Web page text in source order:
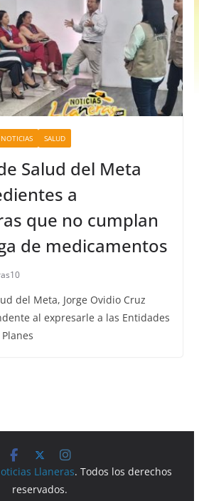
NOTICIAS SALUD
Salud del Meta
a
que no cumplan
de medicamentos
del Meta, Jorge Ovidio Cruz
al expresarle a las Entidades
Llaneras. Todos los derechos
reservados.